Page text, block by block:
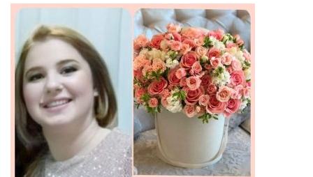
Rezina
Primăria
Zile
de
audiență